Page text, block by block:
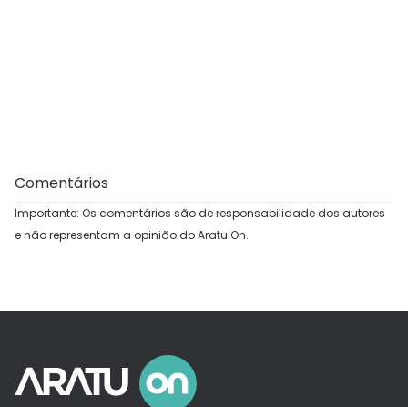
Comentários
Importante: Os comentários são de responsabilidade dos autores
e não representam a opinião do Aratu On.